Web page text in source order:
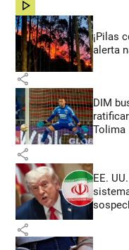
share
¡Pilas
alerta
share
DIM
Tolima
share
EE.
share